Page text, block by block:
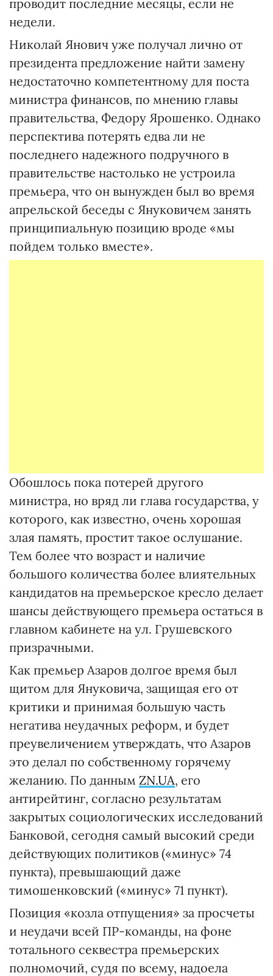
проводит последние месяцы, если не
недели.
Николай Янович уже получал лично от
президента предложение найти замену
недостаточно компетентному для поста
министра финансов, по мнению главы
правительства, Федору Ярошенко. Однако
перспектива потерять едва ли не
последнего надежного подручного в
правительстве настолько не устроила
премьера, что он вынужден был во время
апрельской беседы с Януковичем занять
принципиальную позицию вроде «мы
пойдем только вместе».
Обошлось пока потерей другого
министра, но вряд ли глава государства, у
которого, как известно, очень хорошая
злая память, простит такое ослушание.
Тем более что возраст и наличие
большого количества более влиятельных
кандидатов на премьерское кресло делает
шансы действующего премьера остаться в
главном кабинете на ул. Грушевского
призрачными.
Как премьер Азаров долгое время был
щитом для Януковича, защищая его от
критики и принимая большую часть
негатива неудачных реформ, и будет
преувеличением утверждать, что Азаров
это делал по собственному горячему
желанию. По данным ZN.UA, его
антирейтинг, согласно результатам
закрытых социологических исследований
Банковой, сегодня самый высокий среди
действующих политиков («минус» 74
пункта), превышающий даже
тимошенковский («минус» 71 пункт).
Позиция «козла отпущения» за просчеты
и неудачи всей ПР-команды, на фоне
тотального секвестра премьерских
полномочий, судя по всему, надоела